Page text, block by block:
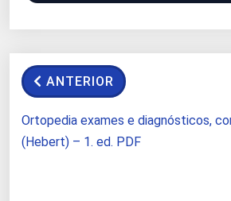
ANTERIOR
Ortopedia exames e diagnósticos,
(Hebert) – 1. ed. PDF